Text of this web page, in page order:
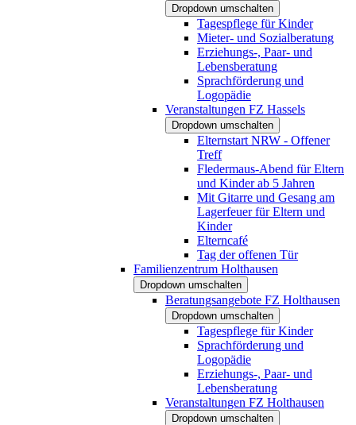
Dropdown umschalten
Tagespflege für Kinder
Mieter- und Sozialberatung
Erziehungs-, Paar- und
Lebensberatung
Sprachförderung und
Logopädie
Veranstaltungen FZ Hassels
Dropdown umschalten
Elternstart NRW - Offener
Treff
Fledermaus-Abend für Eltern
und Kinder ab 5 Jahren
Mit Gitarre und Gesang am
Lagerfeuer für Eltern und
Kinder
Elterncafé
Tag der offenen Tür
Familienzentrum Holthausen
Dropdown umschalten
Beratungsangebote FZ Holthausen
Dropdown umschalten
Tagespflege für Kinder
Sprachförderung und
Logopädie
Erziehungs-, Paar- und
Lebensberatung
Veranstaltungen FZ Holthausen
Dropdown umschalten